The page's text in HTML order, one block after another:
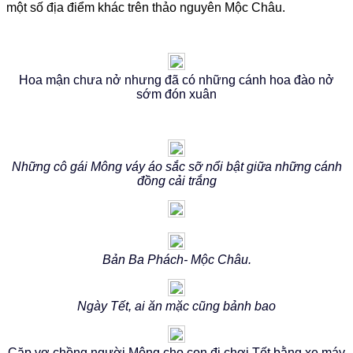
một số địa điểm khác trên thảo nguyên Mộc Châu.
Hoa mận chưa nở nhưng đã có những cánh hoa đào nở
sớm đón xuân
Những cô gái Mông váy áo sắc sỡ nổi bật giữa những cánh
đồng cải trắng
Bản Ba Phách- Mộc Châu.
Ngày Tết, ai ăn mặc cũng bảnh bao